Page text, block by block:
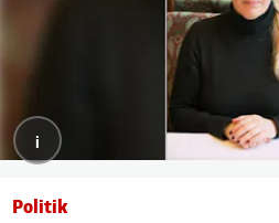
i
Politik